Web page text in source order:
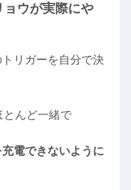
ウが実際にや
リガーを自分で決
とんど一緒で
電できないように